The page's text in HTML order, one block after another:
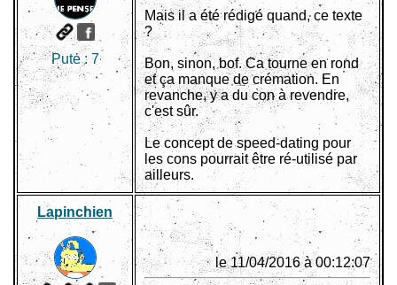
Pute : 7
Mais il a été rédigé quand, ce texte
?
Bon, sinon, bof. Ca tourne en rond
et ça manque de crémation. En
revanche, y a du con à revendre,
c'est sûr.
Le concept de speed-dating pour
les cons pourrait être ré-utilisé par
ailleurs.
Lapinchien
le 11/04/2016 à 00:12:07